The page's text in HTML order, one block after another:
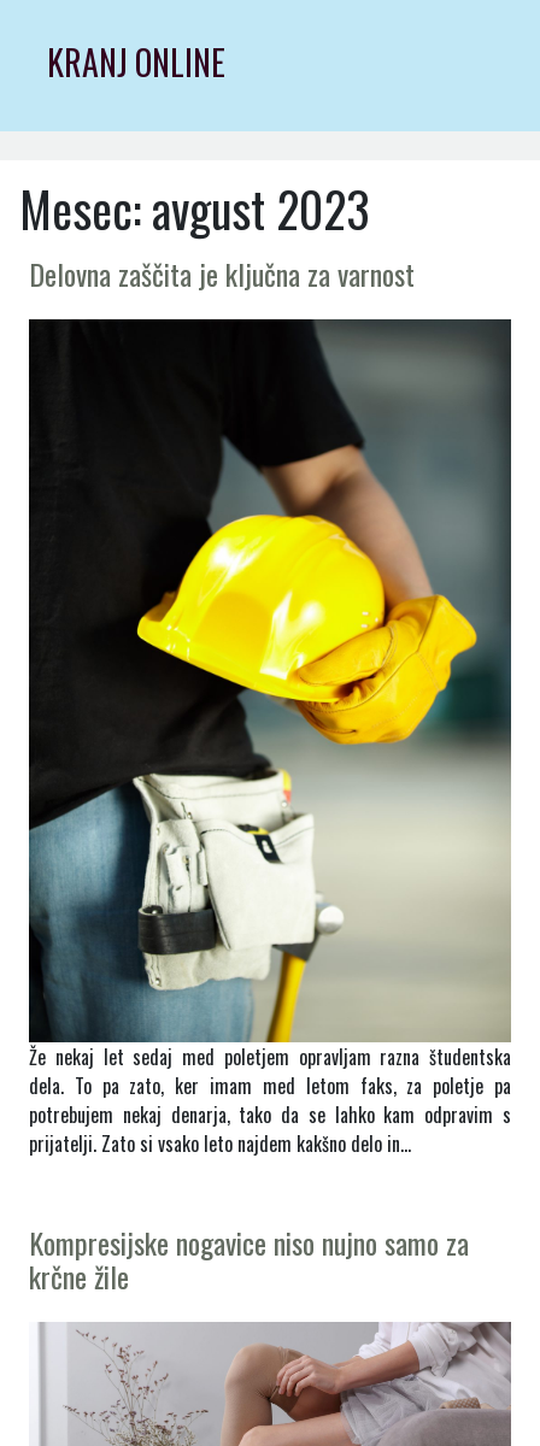
contentKRANJ ONLINE
Mesec:avgust 2023
Delovna zaščita je ključna za varnost
Že nekaj let sedaj med poletjem opravljam razna študentska
dela. To pa zato, ker imam med letom faks, za poletje pa
potrebujem nekaj denarja, tako da se lahko kam odpravim s
prijatelji. Zato si vsako leto najdem kakšno delo in…
Kompresijske nogavice niso nujno samo za
krčne žile